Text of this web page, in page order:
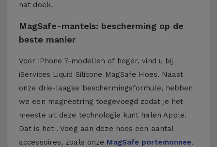
nat doek.
MagSafe-mantels: bescherming op de
beste manier
Voor iPhone 7-modellen of hoger, vind u bij
iServices Liquid Silicone MagSafe Hoes. Naast
onze drie-laagse beschermingsformule, hebben
we een magneetring toegevoegd zodat je het
meeste uit deze technologie kunt halen Apple.
Dat is het . Voeg aan deze hoes een aantal
accessoires, zoals onze MagSafe portemonnee.